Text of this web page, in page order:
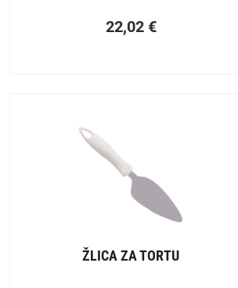
22,02 €
ŽLICA ZA TORTU